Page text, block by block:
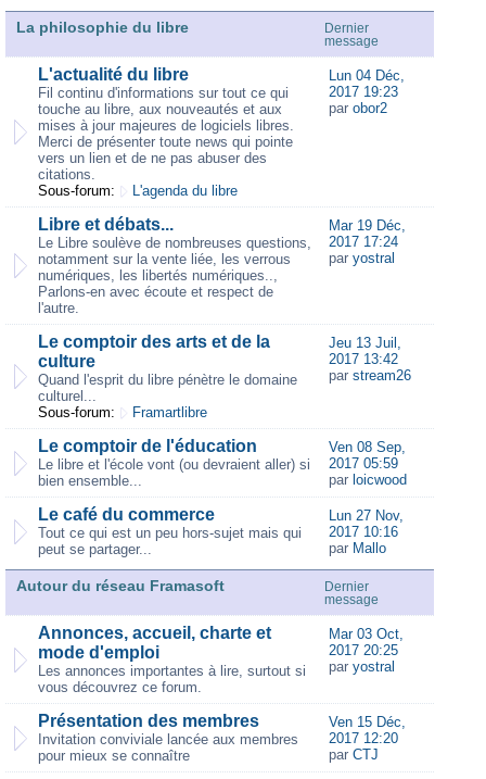
La philosophie du libre
Dernier
message
L'actualité du libre
Fil continu d'informations sur tout ce qui
touche au libre, aux nouveautés et aux
mises à jour majeures de logiciels libres.
Merci de présenter toute news qui pointe
vers un lien et de ne pas abuser des
citations.
Sous-forum:
L'agenda du libre
Lun 04 Déc,
2017 19:23
par obor2
Libre et débats...
Le Libre soulève de nombreuses questions,
notamment sur la vente liée, les verrous
numériques, les libertés numériques..,
Parlons-en avec écoute et respect de
l'autre.
Mar 19 Déc,
2017 17:24
par yostral
Le comptoir des arts et de la
culture
Quand l'esprit du libre pénètre le domaine
culturel...
Sous-forum:
Framartlibre
Jeu 13 Juil,
2017 13:42
par stream26
Le comptoir de l'éducation
Le libre et l'école vont (ou devraient aller) si
bien ensemble...
Ven 08 Sep,
2017 05:59
par loicwood
Le café du commerce
Tout ce qui est un peu hors-sujet mais qui
peut se partager...
Lun 27 Nov,
2017 10:16
par Mallo
Autour du réseau Framasoft
Dernier
message
Annonces, accueil, charte et
mode d'emploi
Les annonces importantes à lire, surtout si
vous découvrez ce forum.
Mar 03 Oct,
2017 20:25
par yostral
Présentation des membres
Invitation conviviale lancée aux membres
pour mieux se connaître
Ven 15 Déc,
2017 12:20
par CTJ